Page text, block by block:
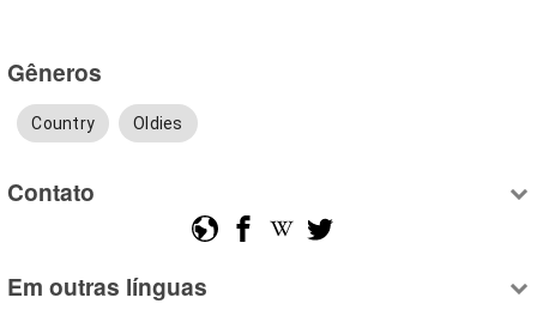
Gêneros
Country Oldies
Contato
Em outras línguas